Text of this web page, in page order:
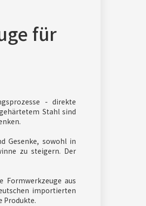
für
- direkte
Stahl sind
Gesenke, sowohl in
zu steigern. Der
Formwerkzeuge aus
importierten
Produkte.